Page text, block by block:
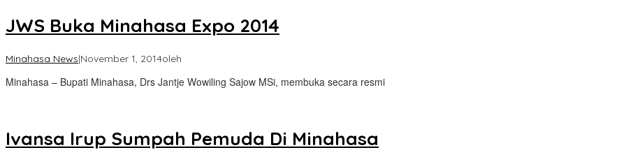
JWS Buka Minahasa Expo 2014
Minahasa News|November 1, 2014oleh
Minahasa – Bupati Minahasa, Drs Jantje Wowiling Sajow MSi, membuka secara resmi
Ivansa Irup Sumpah Pemuda Di Minahasa